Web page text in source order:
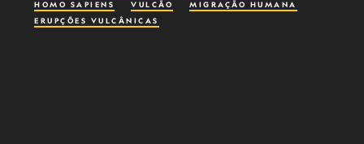
HOMO SAPIENS
VULCÃO
MIGRAÇÃO HUMANA
ERUPÇÕES VULCÂNICAS